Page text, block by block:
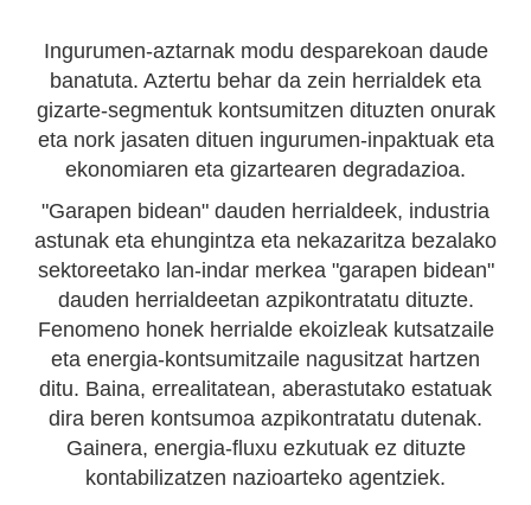
Ingurumen-aztarnak modu desparekoan daude
banatuta. Aztertu behar da zein herrialdek eta
gizarte-segmentuk kontsumitzen dituzten onurak
eta nork jasaten dituen ingurumen-inpaktuak eta
ekonomiaren eta gizartearen degradazioa.
"Garapen bidean" dauden herrialdeek, industria
astunak eta ehungintza eta nekazaritza bezalako
sektoreetako lan-indar merkea "garapen bidean"
dauden herrialdeetan azpikontratatu dituzte.
Fenomeno honek herrialde ekoizleak kutsatzaile
eta energia-kontsumitzaile nagusitzat hartzen
ditu. Baina, errealitatean, aberastutako estatuak
dira beren kontsumoa azpikontratatu dutenak.
Gainera, energia-fluxu ezkutuak ez dituzte
kontabilizatzen nazioarteko agentziek.